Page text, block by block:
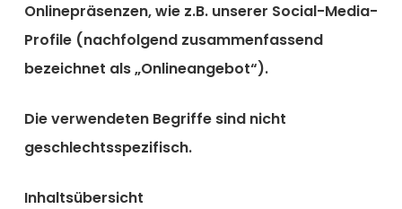
Onlinepräsenzen, wie z.B. unserer Social-Media-
Profile (nachfolgend zusammenfassend
bezeichnet als „Onlineangebot“).
Die verwendeten Begriffe sind nicht
geschlechtsspezifisch.
Inhaltsübersicht